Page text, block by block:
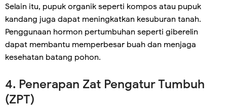
Selain itu, pupuk organik seperti kompos atau pupuk
kandang juga dapat meningkatkan kesuburan tanah.
Penggunaan hormon pertumbuhan seperti giberelin
dapat membantu memperbesar buah dan menjaga
kesehatan batang pohon.
4. Penerapan Zat Pengatur Tumbuh
(ZPT)